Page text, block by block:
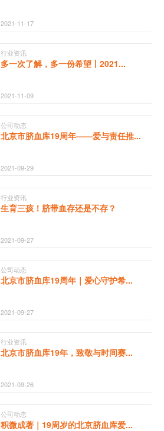
2021-11-17
行业资讯
多一次了解，多一份希望丨2021...
2021-11-09
公司动态
北京市脐血库19周年——爱与责任推...
2021-09-29
行业资讯
生育三孩！脐带血存还是不存？
2021-09-27
公司动态
北京市脐血库19周年｜爱心守护希...
2021-09-27
行业资讯
北京市脐血库19年，致敬与时间赛...
2021-09-26
公司动态
积微成著｜19周岁的北京脐血库爱...